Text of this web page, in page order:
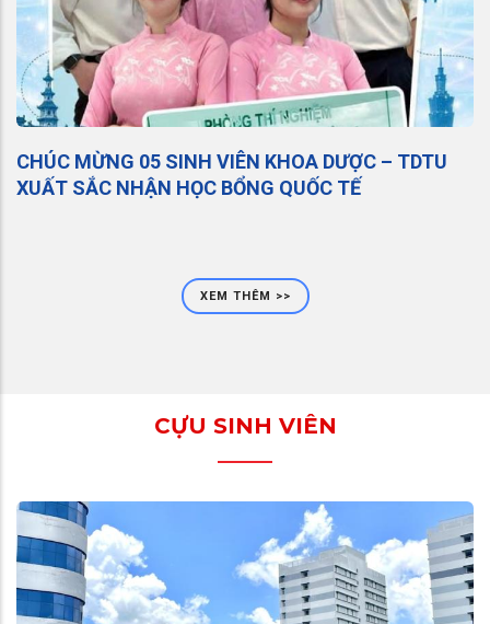
CHÚC MỪNG 05 SINH VIÊN KHOA DƯỢC – TDTU
XUẤT SẮC NHẬN HỌC BỔNG QUỐC TẾ
XEM THÊM >>
CỰU SINH VIÊN